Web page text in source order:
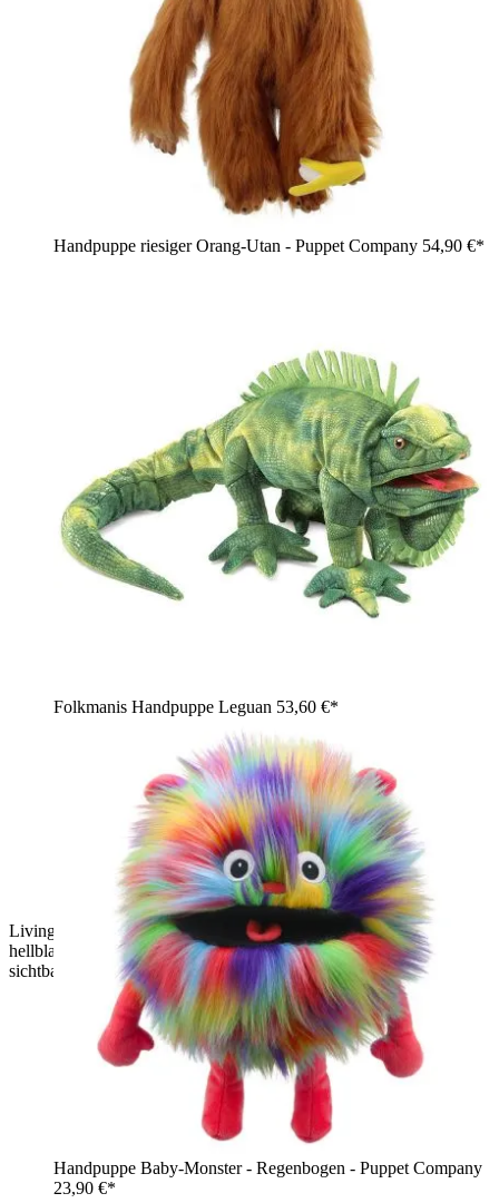
Living Puppets Handpuppe Woozle aus Woozle Goozle,
hellblaues Fellwesen mit rotem Haarschopf, roter Nase und
sichtbaren Zähnen, 60 cm, stehend
Handpuppe riesiger Orang-Utan - Puppet Company 54,90 €*
Folkmanis Handpuppe Leguan 53,60 €*
Handpuppe Baby-Monster - Regenbogen - Puppet Company
23,90 €*